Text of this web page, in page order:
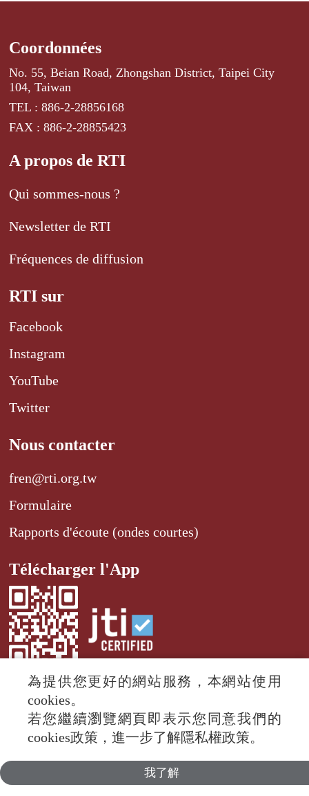
Coordonnées
No. 55, Beian Road, Zhongshan District, Taipei City
104, Taiwan
TEL : 886-2-28856168
FAX : 886-2-28855423
A propos de RTI
Qui sommes-nous ?
Newsletter de RTI
Fréquences de diffusion
RTI sur
Facebook
Instagram
YouTube
Twitter
Nous contacter
fren@rti.org.tw
Formulaire
Rapports d'écoute (ondes courtes)
Télécharger l'App
© 2024 RTI (Radio Taiwan International).
All rights reserved.
為提供您更好的網站服務，本網站使用
cookies。
若您繼續瀏覽網頁即表示您同意我們的
cookies政策，進一步了解隱私權政策。
我了解